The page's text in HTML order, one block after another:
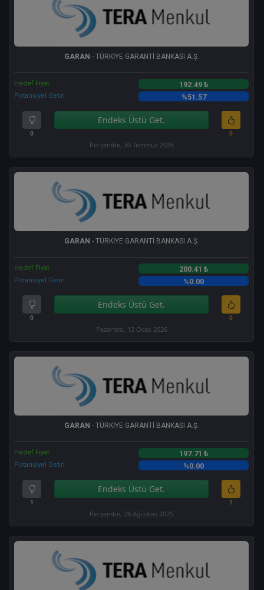
GARAN - TÜRKİYE GARANTİ BANKASI A.Ş.
Hedef Fiyat 192.49 ₺
Potansiyel Getiri %51.57
0
Endeks Üstü Get.
0
Perşembe, 30 Temmuz 2026
GARAN - TÜRKİYE GARANTİ BANKASI A.Ş.
Hedef Fiyat 200.41 ₺
Potansiyel Getiri %0.00
0
Endeks Üstü Get.
0
Pazartesi, 12 Ocak 2026
GARAN - TÜRKİYE GARANTİ BANKASI A.Ş.
Hedef Fiyat 197.71 ₺
Potansiyel Getiri %0.00
1
Endeks Üstü Get.
1
Perşembe, 28 Ağustos 2025